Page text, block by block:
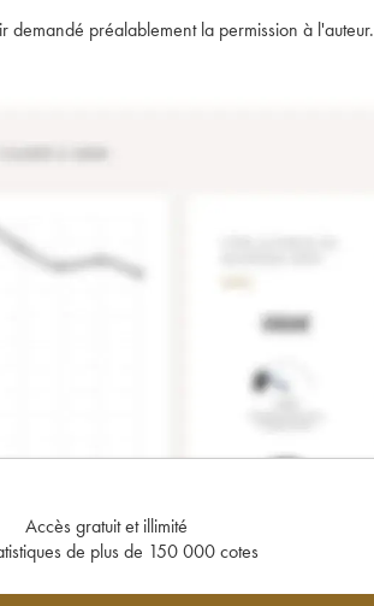
demandé préalablement la permission à l'auteur.
Accès gratuit et illimité
de plus de 150 000 cotes